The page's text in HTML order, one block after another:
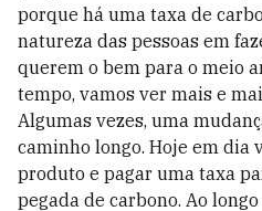
porque há uma taxa de
natureza das pessoas em
querem o bem para o meio
tempo, vamos ver mais e
Algumas vezes, uma
caminho longo. Hoje em dia
produto e pagar uma taxa
pegada de carbono. Ao